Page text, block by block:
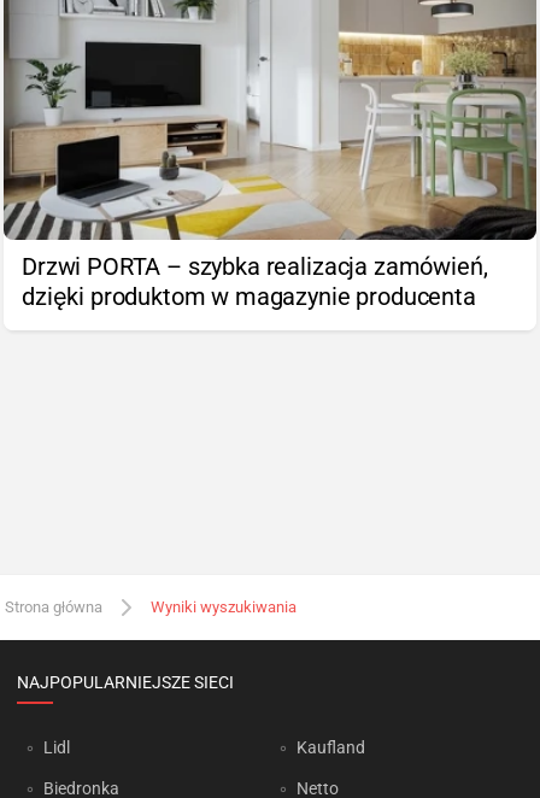
Drzwi PORTA – szybka realizacja zamówień,
dzięki produktom w magazynie producenta
Strona główna Wyniki wyszukiwania
NAJPOPULARNIEJSZE SIECI
Lidl
Biedronka
Kaufland
Netto